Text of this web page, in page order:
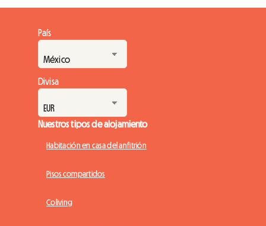
País
Divisa
Nuestros tipos de alojamiento
Habitación en casa del anfitrión
Pisos compartidos
Coliving